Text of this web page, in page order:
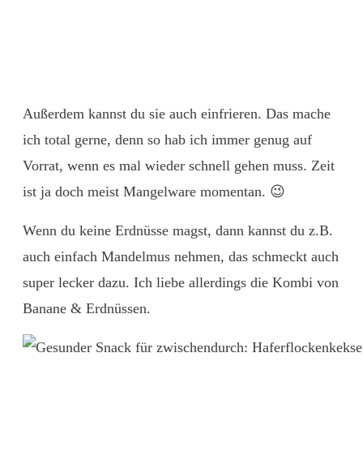
Außerdem kannst du sie auch einfrieren. Das mache
ich total gerne, denn so hab ich immer genug auf
Vorrat, wenn es mal wieder schnell gehen muss. Zeit
ist ja doch meist Mangelware momentan. 😉
Wenn du keine Erdnüsse magst, dann kannst du z.B.
auch einfach Mandelmus nehmen, das schmeckt auch
super lecker dazu. Ich liebe allerdings die Kombi von
Banane & Erdnüssen.